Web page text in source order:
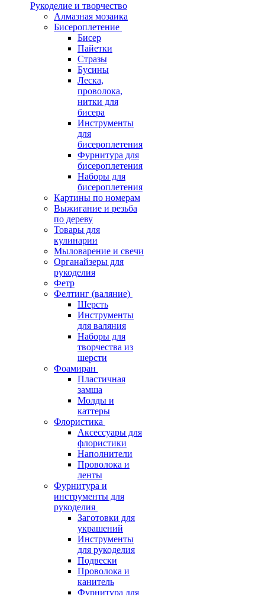
Рукоделие и творчество
Алмазная мозаика
Бисероплетение
Бисер
Пайетки
Стразы
Бусины
Леска,
проволока,
нитки для
бисера
Инструменты
для
бисероплетения
Фурнитура для
бисероплетения
Наборы для
бисероплетения
Картины по номерам
Выжигание и резьба
по дереву
Товары для
кулинарии
Мыловарение и свечи
Органайзеры для
рукоделия
Фетр
Фелтинг (валяние)
Шерсть
Инструменты
для валяния
Наборы для
творчества из
шерсти
Фоамиран
Пластичная
замша
Молды и
каттеры
Флористика
Аксессуары для
флористики
Наполнители
Проволока и
ленты
Фурнитура и
инструменты для
рукоделия
Заготовки для
украшений
Инструменты
для рукоделия
Подвески
Проволока и
канитель
Фурнитура для